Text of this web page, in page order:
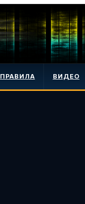
ПРАВИЛА ВИДЕО